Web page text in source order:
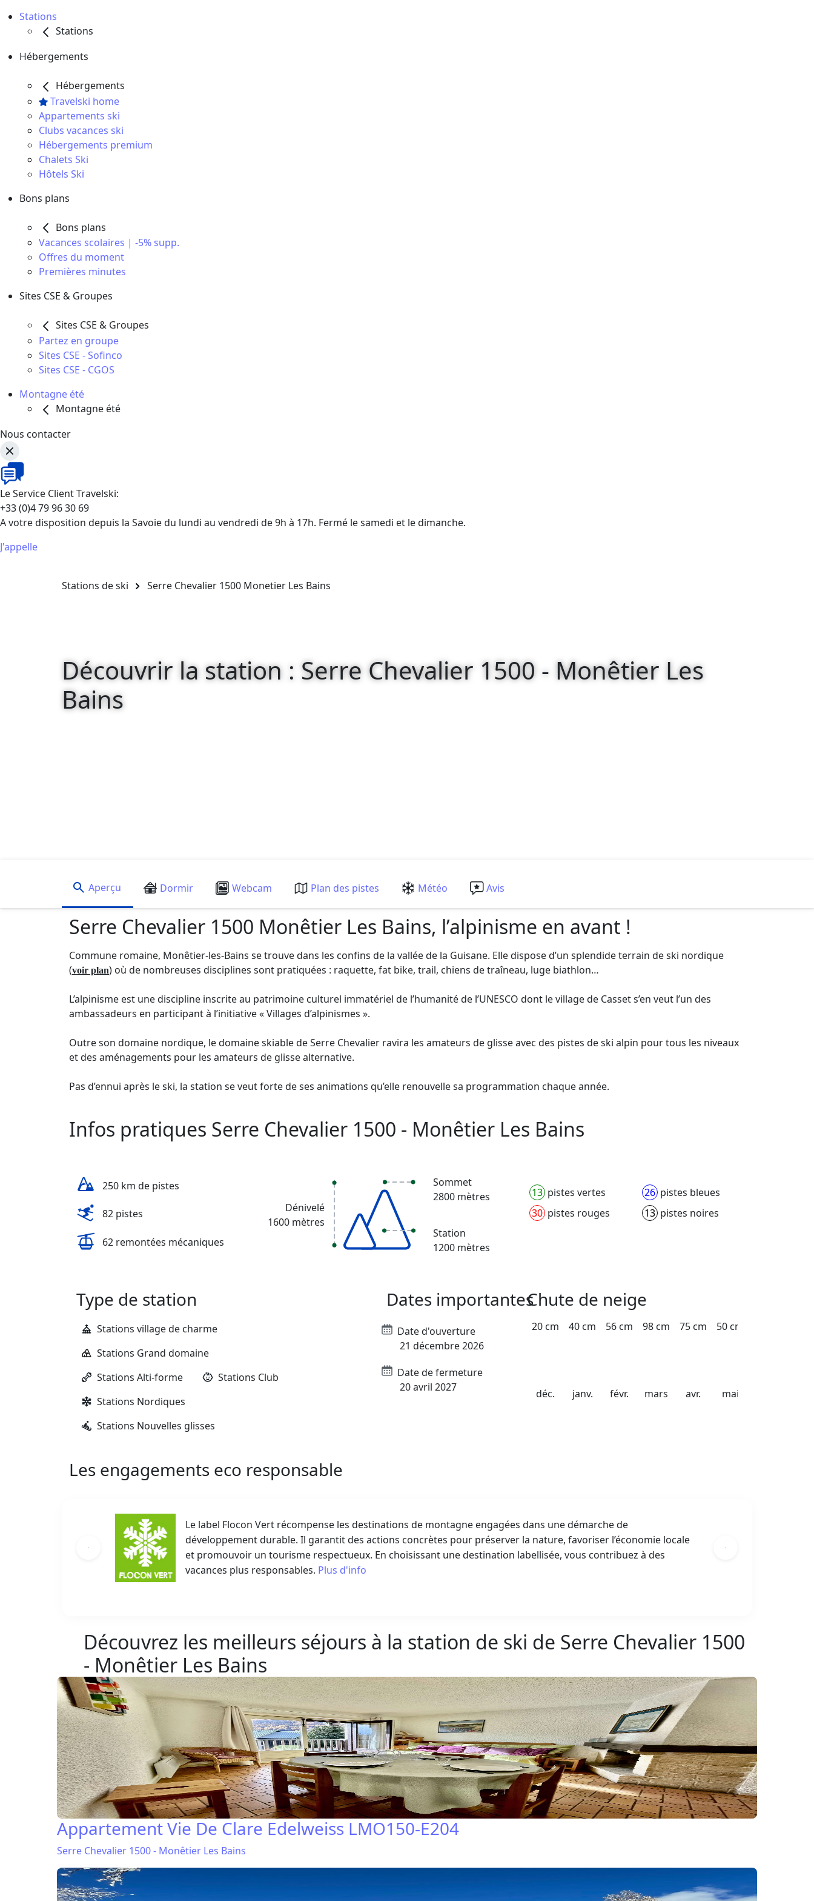
Stations
Stations
Hébergements
Hébergements
Travelski home
Appartements ski
Clubs vacances ski
Hébergements premium
Chalets Ski
Hôtels Ski
Bons plans
Bons plans
Vacances scolaires | -5% supp.
Offres du moment
Premières minutes
Sites CSE & Groupes
Sites CSE & Groupes
Partez en groupe
Sites CSE - Sofinco
Sites CSE - CGOS
Montagne été
Montagne été
Nous contacter
Le Service Client Travelski:
+33 (0)4 79 96 30 69
A votre disposition depuis la Savoie du lundi au vendredi de 9h à 17h. Fermé le samedi et le dimanche.
J'appelle
Stations de ski Serre Chevalier 1500 Monetier Les Bains
Découvrir la station : Serre Chevalier 1500 - Monêtier Les
Bains
Aperçu Dormir Webcam Plan des pistes Météo Avis
Serre Chevalier 1500 Monêtier Les Bains, l’alpinisme en avant !
Commune romaine, Monêtier-les-Bains se trouve dans les confins de la vallée de la Guisane. Elle dispose d’un splendide terrain de ski nordique
(voir plan) où de nombreuses disciplines sont pratiquées : raquette, fat bike, trail, chiens de traîneau, luge biathlon…
L’alpinisme est une discipline inscrite au patrimoine culturel immatériel de l’humanité de l’UNESCO dont le village de Casset s’en veut l’un des
ambassadeurs en participant à l’initiative « Villages d’alpinismes ».
Outre son domaine nordique, le domaine skiable de Serre Chevalier ravira les amateurs de glisse avec des pistes de ski alpin pour tous les niveaux
et des aménagements pour les amateurs de glisse alternative.
Pas d’ennui après le ski, la station se veut forte de ses animations qu’elle renouvelle sa programmation chaque année.
Infos pratiques Serre Chevalier 1500 - Monêtier Les Bains
250 km de pistes
82 pistes
62 remontées mécaniques
Dénivelé
1600 mètres
Sommet
2800 mètres
Station
1200 mètres
13 pistes vertes 26 pistes bleues
30 pistes rouges 13 pistes noires
Type de station
Stations village de charme
Stations Grand domaine
Stations Alti-forme
Stations Club
Stations Nordiques
Stations Nouvelles glisses
Dates importantes
Date d'ouverture
21 décembre 2026
Date de fermeture
20 avril 2027
Chute de neige
20 cm
déc.
40 cm
janv.
56 cm
févr.
98 cm
mars
75 cm
avr.
50 cm
mai
Les engagements eco responsable
Le label Flocon Vert récompense les destinations de montagne engagées dans une démarche de
développement durable. Il garantit des actions concrètes pour préserver la nature, favoriser l’économie locale
et promouvoir un tourisme respectueux. En choisissant une destination labellisée, vous contribuez à des
vacances plus responsables. Plus d'info
Découvrez les meilleurs séjours à la station de ski de Serre Chevalier 1500
- Monêtier Les Bains
Appartement Vie De Clare Edelweiss LMO150-E204
Serre Chevalier 1500 - Monêtier Les Bains